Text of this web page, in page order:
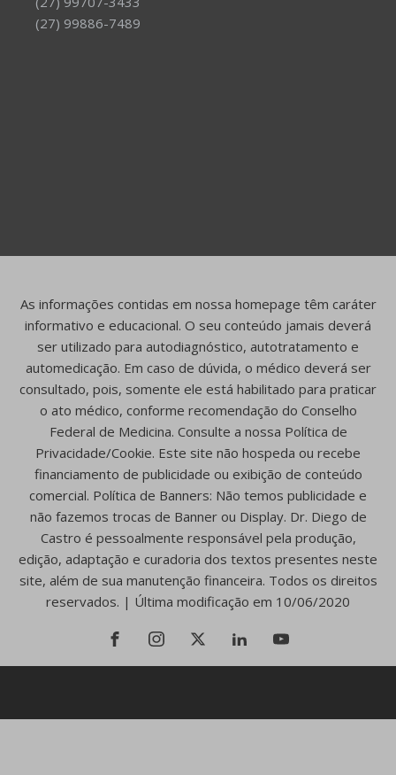
(27) 99886-7489
As informações contidas em nossa homepage têm caráter
informativo e educacional. O seu conteúdo jamais deverá
ser utilizado para autodiagnóstico, autotratamento e
automedicação. Em caso de dúvida, o médico deverá ser
consultado, pois, somente ele está habilitado para praticar
o ato médico, conforme recomendação do Conselho
Federal de Medicina. Consulte a nossa Política de
Privacidade/Cookie. Este site não hospeda ou recebe
financiamento de publicidade ou exibição de conteúdo
comercial. Política de Banners: Não temos publicidade e
não fazemos trocas de Banner ou Display. Dr. Diego de
Castro é pessoalmente responsável pela produção,
edição, adaptação e curadoria dos textos presentes neste
site, além de sua manutenção financeira. Todos os direitos
reservados. | Última modificação em 10/06/2020